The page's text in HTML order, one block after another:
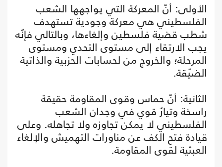
الأولى: أنّ المعركة التي يواجهها الشعب
الفلسطيني هي معركة وجودية تستهدف
شطب قضية فلسطين وإلغاءها، وبالتالي فإنّه
يجب الارتقاء إلى مستوى التحدي ومستوى
المرحلة؛ والخروج من لحسابات الحزبية والذاتية
الضيّقة.
الثانية: أنّ حماس وقوى المقاومة حقيقة
راسخة وتيارٌ قوي في وجدان الشعب
الفلسطيني لا يمكن تجاوزه ولا تجاهله. وعلى
قيادة فتح الكف عن مناورات التهميش والإلغاء
العبثية لقوى المقاومة.